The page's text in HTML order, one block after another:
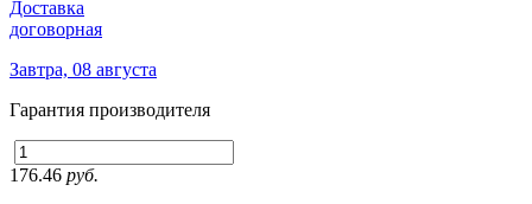
Доставка
договорная
Завтра, 08 августа
Гарантия производителя
176.46 руб.